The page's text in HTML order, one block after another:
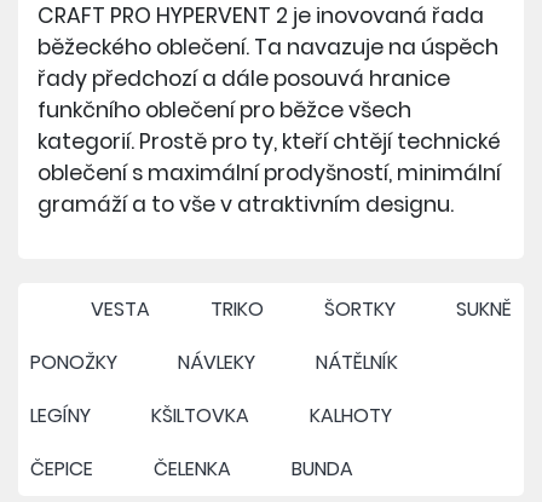
CRAFT PRO HYPERVENT 2 je inovovaná řada
běžeckého oblečení. Ta navazuje na úspěch
řady předchozí a dále posouvá hranice
funkčního oblečení pro běžce všech
kategorií. Prostě pro ty, kteří chtějí technické
oblečení s maximální prodyšností, minimální
gramáží a to vše v atraktivním designu.
VESTA TRIKO ŠORTKY
SUKNĚ
PONOŽKY
NÁVLEKY
NÁTĚLNÍK
LEGÍNY
KŠILTOVKA
KALHOTY
ČEPICE
ČELENKA BUNDA